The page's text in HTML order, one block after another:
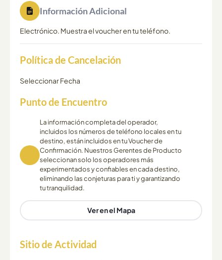
Información Adicional
Electrónico. Muestra el voucher en tu teléfono.
Política de Cancelación
Seleccionar Fecha
Punto de Encuentro
La información completa del operador,
incluidos los números de teléfono locales en tu
destino, están incluidos en tu Voucher de
Confirmación. Nuestros Gerentes de Producto
seleccionan solo los operadores más
experimentados y confiables en cada destino,
eliminando las conjeturas para ti y garantizando
tu tranquilidad.
Ver en el Mapa
Sitio de Actividad